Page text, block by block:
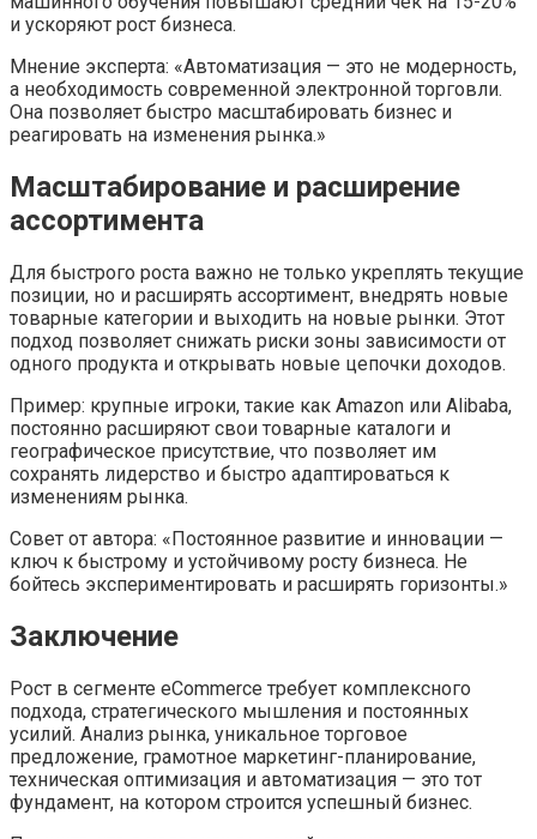
и ускоряют рост бизнеса.
Мнение эксперта: «Автоматизация — это не модерность,
а необходимость современной электронной торговли.
Она позволяет быстро масштабировать бизнес и
реагировать на изменения рынка.»
Масштабирование и расширение
ассортимента
Для быстрого роста важно не только укреплять текущие
позиции, но и расширять ассортимент, внедрять новые
товарные категории и выходить на новые рынки. Этот
подход позволяет снижать риски зоны зависимости от
одного продукта и открывать новые цепочки доходов.
Пример: крупные игроки, такие как Amazon или Alibaba,
постоянно расширяют свои товарные каталоги и
географическое присутствие, что позволяет им
сохранять лидерство и быстро адаптироваться к
изменениям рынка.
Совет от автора: «Постоянное развитие и инновации —
ключ к быстрому и устойчивому росту бизнеса. Не
бойтесь экспериментировать и расширять горизонты.»
Заключение
Рост в сегменте eCommerce требует комплексного
подхода, стратегического мышления и постоянных
усилий. Анализ рынка, уникальное торговое
предложение, грамотное маркетинг-планирование,
техническая оптимизация и автоматизация — это тот
фундамент, на котором строится успешный бизнес.